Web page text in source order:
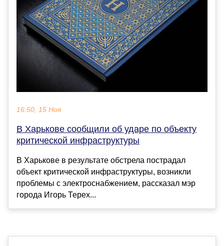
16:50, 15 Ноя
В Харькове сообщили об ударе по объекту
критической инфраструктуры
В Харькове в результате обстрела пострадал
объект критической инфраструктуры, возникли
проблемы с электроснабжением, рассказал мэр
города Игорь Терех...